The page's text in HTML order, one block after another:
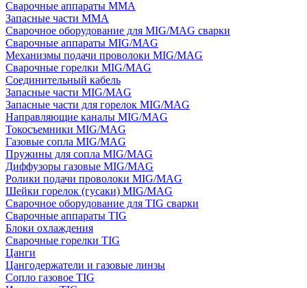
Сварочные аппараты MMA
Запасные части MMA
Сварочное оборудование для MIG/MAG сварки
Сварочные аппараты MIG/MAG
Механизмы подачи проволоки MIG/MAG
Сварочные горелки MIG/MAG
Соединительный кабель
Запасные части MIG/MAG
Запасные части для горелок MIG/MAG
Направляющие каналы MIG/MAG
Токосъемники MIG/MAG
Газовые сопла MIG/MAG
Пружины для сопла MIG/MAG
Диффузоры газовые MIG/MAG
Ролики подачи проволоки MIG/MAG
Шейки горелок (гусаки) MIG/MAG
Сварочное оборудование для TIG сварки
Сварочные аппараты TIG
Блоки охлаждения
Сварочные горелки TIG
Цанги
Цангодержатели и газовые линзы
Сопло газовое TIG